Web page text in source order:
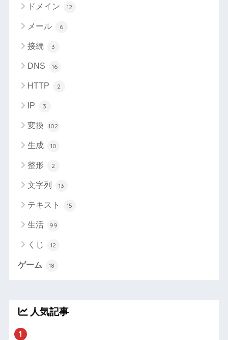
ドメイン 12
メール 6
接続 3
DNS 16
HTTP 2
IP 3
変換 102
生成 10
整形 2
文字列 13
テキスト 15
生活 99
くじ 12
ゲーム 18
人気記事
1